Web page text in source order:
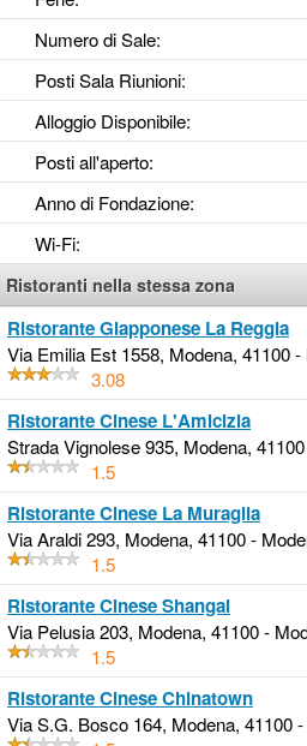
Numero di Sale:
Posti Sala Riunioni:
Alloggio Disponibile:
Posti all'aperto:
Anno di Fondazione:
Wi-Fi:
Ristoranti nella stessa zona
Ristorante Giapponese La Reggia
Via Emilia Est 1558, Modena, 41100 -
3.08
Ristorante Cinese L'Amicizia
Strada Vignolese 935, Modena,
1.5
Ristorante Cinese La Muraglia
Via Araldi 293, Modena, 41100 -
1.5
Ristorante Cinese Shangai
Via Pelusia 203, Modena, 41100 -
1.5
Ristorante Cinese Chinatown
Via S.G. Bosco 164, Modena, 41100